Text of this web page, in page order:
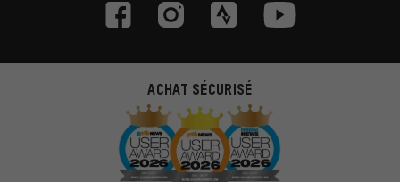
ACHAT SÉCURISÉ